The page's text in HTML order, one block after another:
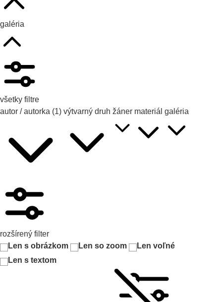
galéria
všetky filtre
autor / autorka (1) výtvarný druh žáner materiál galéria
rozšírený filter
Len s obrázkom
Len so zoom
Len voľné
Len s textom